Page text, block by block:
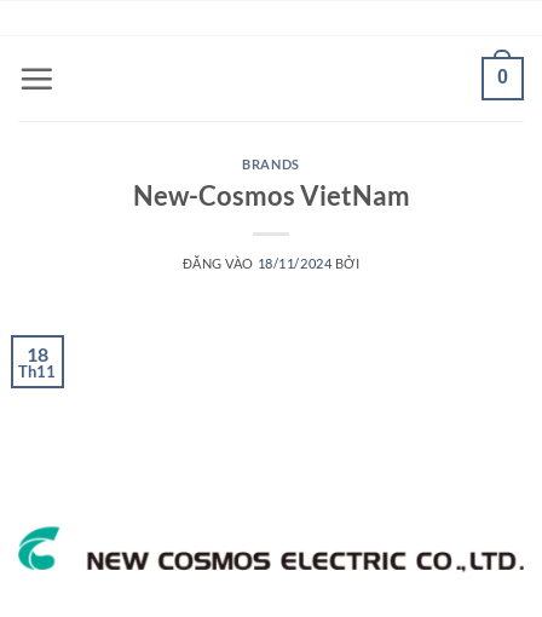
nội
0
BRANDS
New-Cosmos VietNam
ĐĂNG VÀO 18/11/2024 BỞI
18
Th11